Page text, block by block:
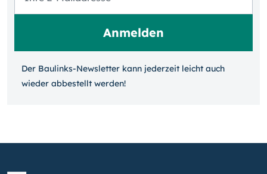
Der Baulinks-Newsletter kann jeder­zeit leicht auch
wieder ab­bestellt werden!